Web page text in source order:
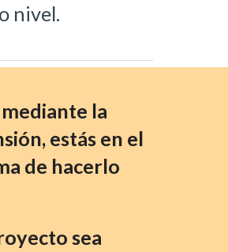
nivel.
la
estás en el
de hacerlo
sea